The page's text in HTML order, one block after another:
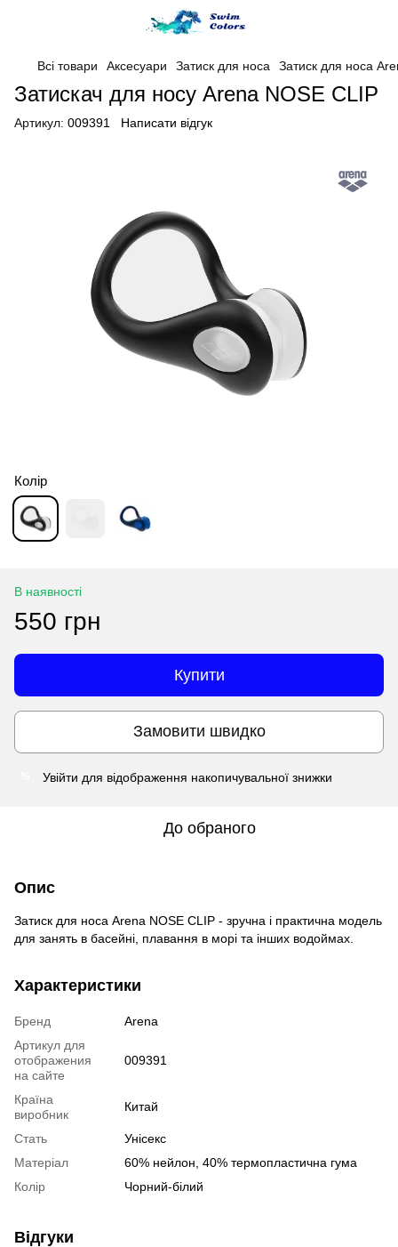
Всі товари Аксесуари Затиск для носа Затиск для носа
Затискач для носу Arena NOSE CLIP
Артикул: 009391 Написати відгук
Колір
В наявності
550 грн
Купити
Замовити швидко
Увійти для відображення накопичувальної знижки
До обраного
Опис
Затиск для носа Arena NOSE CLIP - зручна і практична модель
для занять в басейні, плавання в морі та інших водоймах.
Характеристики
Бренд
Arena
Артикул для
отображения
на сайте
009391
Країна
виробник
Китай
Стать
Унісекс
Матеріал
60% нейлон, 40% термопластична гума
Колір
Чорний-білий
Відгуки